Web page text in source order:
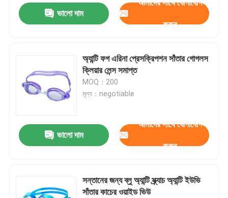
ভালো দাম
আমাদের সাথে যোগাযোগ
করুন
অ্যান্টি ফগ এরিনা প্রেসক্রিপশন সাঁতার গোগলস
ক্লিয়ার লেন্স সমাপ্ত
MOQ：200
মূল্য：negotiable
ভালো দাম
আমাদের সাথে যোগাযোগ
করুন
সন্তানের জন্য ব্লু অ্যান্টি স্ক্র্যাচ অ্যান্টি ইউভি
সাঁতার কাচের ওয়াইড ভিউ